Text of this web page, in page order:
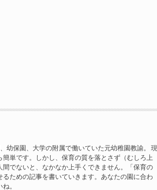
幼保園、大学の附属で働いていた元幼稚園教諭。 現
単です。しかし、保育の質を落とさず（むしろ上
でないと、なかなか上手くできません。「保育の
ための記事を書いていきます。あなたの園に合わ
。